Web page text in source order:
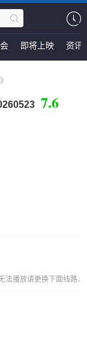
即将上映 资讯
7.6
法播放请更换下面线路↓